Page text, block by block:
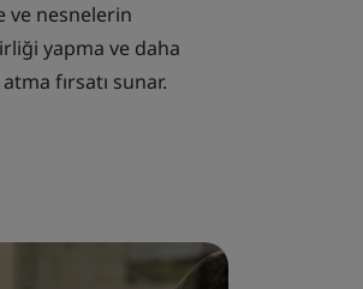
ve nesnelerin
yapma ve daha
fırsatı sunar.